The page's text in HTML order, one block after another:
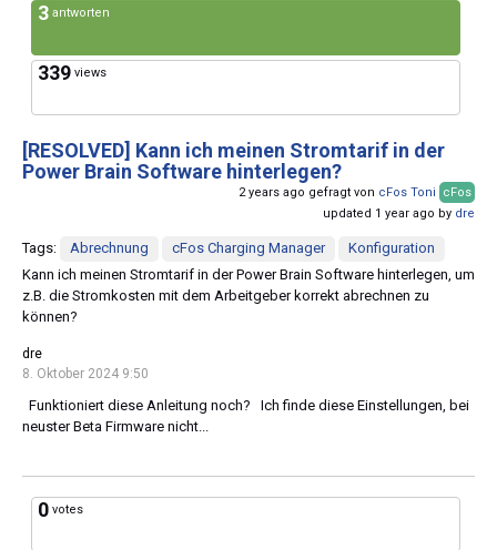
3 antworten
339 views
[RESOLVED] Kann ich meinen Stromtarif in der
Power Brain Software hinterlegen?
2 years ago gefragt von cFos Toni
cFos
updated 1 year ago by dre
Tags: Abrechnung cFos Charging Manager
Konfiguration
Kann ich meinen Stromtarif in der Power Brain Software hinterlegen, um
z.B. die Stromkosten mit dem Arbeitgeber korrekt abrechnen zu
können?
dre
8. Oktober 2024 9:50
Funktioniert diese Anleitung noch? Ich finde diese Einstellungen, bei
neuster Beta Firmware nicht...
0 votes